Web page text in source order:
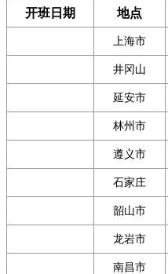
开班日期 地点
上海市
井冈山
延安市
林州市
遵义市
石家庄
韶山市
龙岩市
南昌市